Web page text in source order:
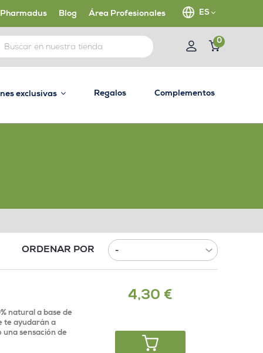
ES
Blog Área Profesionales
0
exclusivas Regalos Complementos
ORDENAR POR
natural a base de
te ayudarán a
sensación de
4,30 €